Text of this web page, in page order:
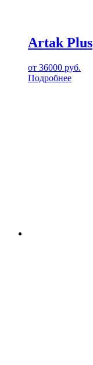
Artak Plus
от 36000 руб.
Подробнее